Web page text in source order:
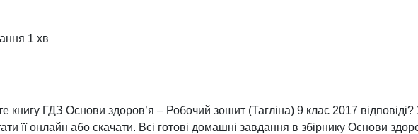
1 хв
книгу ГДЗ Основи здоров’я – Робочий зошит (Тагліна) 9 клас 2017
її онлайн або скачати. Всі готові домашні завдання в збірнику Основи